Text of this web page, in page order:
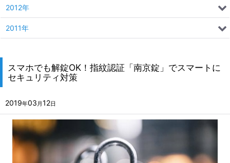
スマホでも解錠OK！指紋認証「南京錠」でスマートに
セキュリティ対策
2019年03 月12日
2012年
2011年